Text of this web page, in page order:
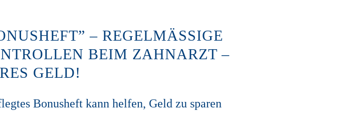
– REGELMÄSSIGE K
BEIM ZAHNARZT – B
GELD!
Bonusheft kann helfen, Geld zu sparen